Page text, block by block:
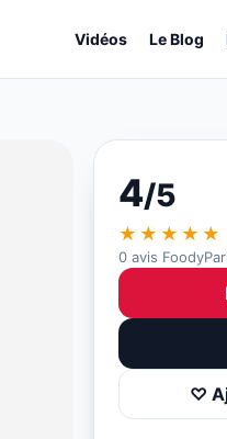
Vidéos Le Blog
4/5
★★★★★
0 avis
♡